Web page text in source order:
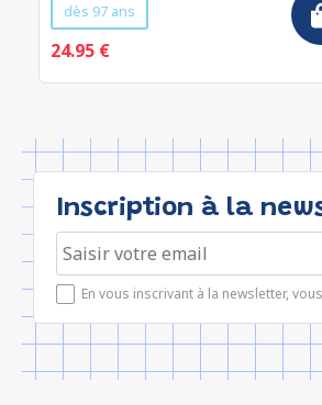
dès 97 ans
24.95 €
Inscription à la
En vous inscrivant à la newsletter,